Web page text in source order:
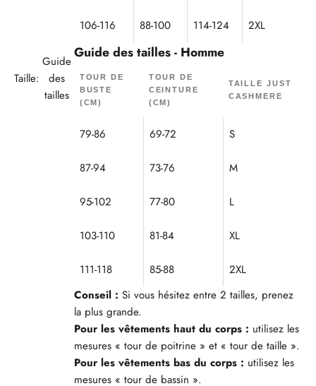
Taille:
Guide
des
tailles
106-116 88-100 114-124 2XL
Guide des tailles - Homme
TOUR DE
BUSTE
(CM)
TOUR DE
CEINTURE
(CM)
TAILLE JUST
CASHMERE
79-86 69-72 S
87-94 73-76 M
95-102 77-80 L
103-110 81-84 XL
111-118 85-88
2XL
Conseil : Si vous hésitez entre 2 tailles, prenez
la plus grande.
Pour les vêtements haut du corps : utilisez les
mesures « tour de poitrine » et « tour de taille ».
Pour les vêtements bas du corps : utilisez les
mesures « tour de bassin ».